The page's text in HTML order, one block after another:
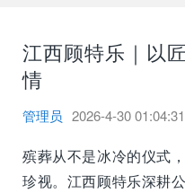
江西顾特乐｜以
情
管理员 2026-4-30 01:04:31
殡葬从不是冰冷的仪式
珍视。江西顾特乐深耕